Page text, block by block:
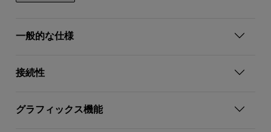
一般的な仕様
接続性
グラフィックス機能